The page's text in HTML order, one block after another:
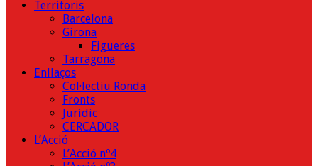
Territoris
Barcelona
Girona
Figueres
Tarragona
Enllaços
Col·lectiu Ronda
Fronts
Jurìdic
CERCADOR
L’Acció
L’Acció nº4